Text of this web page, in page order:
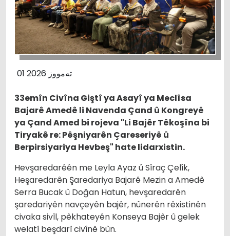
01 تەمووز 2026
33emîn Civîna Giştî ya Asayî ya Meclîsa
Bajarê Amedê li Navenda Çand û Kongreyê
ya Çand Amed bi rojeva "Li Bajêr Têkoşîna bi
Tiryakê re: Pêşniyarên Çareseriyê û
Berpirsiyariya Hevbeş" hate lidarxistin.
Hevşaredarêên me Leyla Ayaz û Sîraç Çelîk,
Heşaredarên Şaredariya Bajarê Mezin a Amedê
Serra Bucak û Doğan Hatun, hevşaredarên
şaredariyên navçeyên bajêr, nûnerên rêxistinên
civaka sivîl, pêkhateyên Konseya Bajêr û gelek
welatî beşdarî civînê bûn.